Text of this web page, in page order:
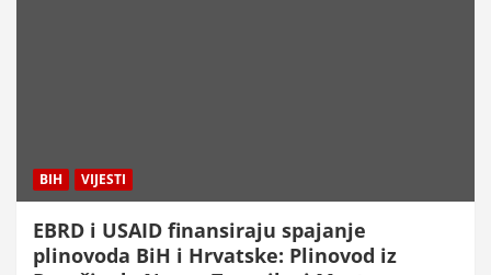
BIH VIJESTI
EBRD i USAID finansiraju spajanje
plinovoda BiH i Hrvatske: Plinovod iz